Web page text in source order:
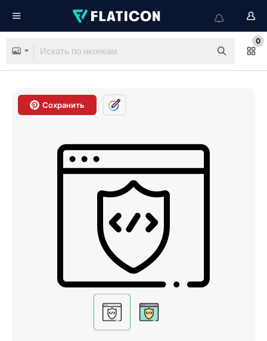
0
Сохранить